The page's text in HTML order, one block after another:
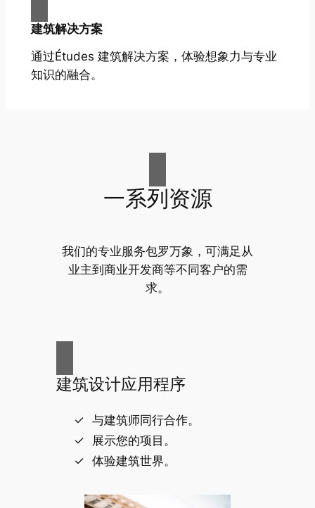
建筑解决方案
通过Études 建筑解决方案，体验想象力与专业
知识的融合。
一系列资源
我们的专业服务包罗万象，可满足从
业主到商业开发商等不同客户的需
求。
建筑设计应用程序
与建筑师同行合作。
展示您的项目。
体验建筑世界。